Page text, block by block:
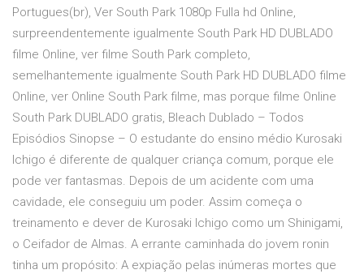
Portugues(br), Ver South Park 1080p Fulla hd Online,
surpreendentemente igualmente South Park HD DUBLADO
filme Online, ver filme South Park completo,
semelhantemente igualmente South Park HD DUBLADO filme
Online, ver Online South Park filme, mas porque filme Online
South Park DUBLADO gratis, Bleach Dublado – Todos
Episódios Sinopse – O estudante do ensino médio Kurosaki
Ichigo é diferente de qualquer criança comum, porque ele
pode ver fantasmas. Depois de um acidente com uma
cavidade, ele conseguiu um poder. Assim começa o
treinamento e dever de Kurosaki Ichigo como um Shinigami,
o Ceifador de Almas. A errante caminhada do jovem ronin
tinha um propósito: A expiação pelas inúmeras mortes que